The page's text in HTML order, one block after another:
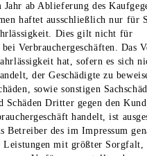
Jahr ab Ablieferung des
haftet ausschließlich nur für
Dies gilt nicht für
bei Verbrauchergeschäften. Das
hat, sofern es sich
der Geschädigte zu
sowie sonstigen
Schäden Dritter gegen den
handelt, ist
Betreiber des im Impressum
Leistungen mit größter Sorgfalt,